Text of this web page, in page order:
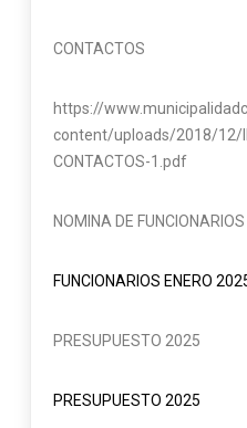
CONTACTOS
https://
content/uploads/2018/12/
CONTACTOS-1.pdf
NOMINA DE FUNCIONARIOS
FUNCIONARIOS ENERO
PRESUPUESTO 2025
PRESUPUESTO 2025